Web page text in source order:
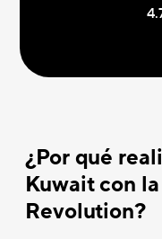
¿Por qué
Kuwait con
Revolution?